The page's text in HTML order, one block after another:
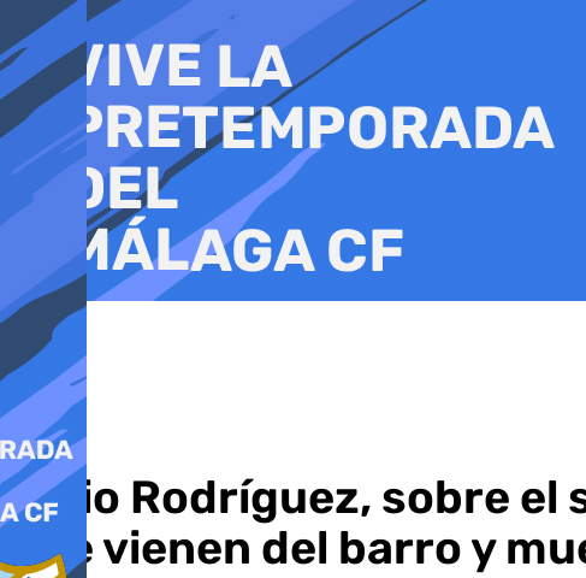
al
contenido
Julio Rodríguez, sobre el
que vienen del barro y